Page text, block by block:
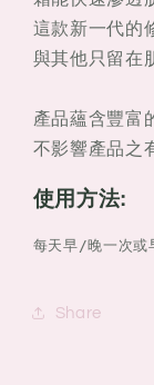
這款新一代的
與其他只留在
產品蘊含豐富
不影響產品之
使用方法:
每天早/晚一次或
Share